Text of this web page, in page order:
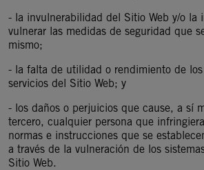
- la invulnerabilidad del Sitio Web y/o la
vulnerar las medidas de seguridad que
mismo;
- la falta de utilidad o rendimiento de
servicios del Sitio Web; y
- los daños o perjuicios que cause, a sí
tercero, cualquier persona que
normas e instrucciones que se
a través de la vulneración de los
Sitio Web.